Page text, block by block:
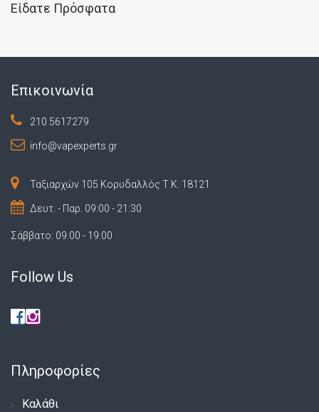
Είδατε Πρόσφατα
Επικοινωνία
210 5617279
info@vapexperts.gr
Ταξιαρχών 105 Κορυδαλλός Τ.Κ. 18121
Δευτ. - Παρ. 09:00 - 21:30
Σάββατο: 09:00 - 19:00
Follow Us
Πληροφορίες
Καλάθι